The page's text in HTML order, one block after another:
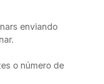
enviando
o número de